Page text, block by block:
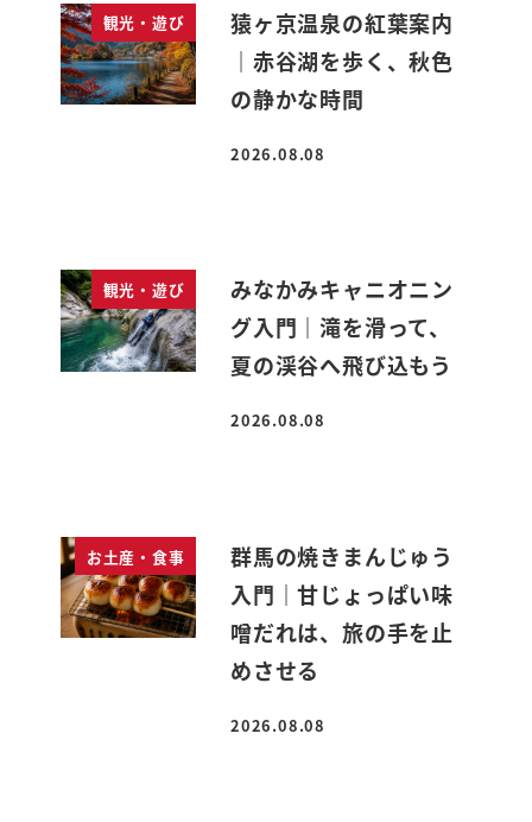
観光・遊び
猿ヶ京温泉の紅葉案内
｜赤谷湖を歩く、秋色
の静かな時間
投稿日
2026.08.08
観光・遊び
みなかみキャニオニン
グ入門｜滝を滑って、
夏の渓谷へ飛び込もう
投稿日
2026.08.08
お土産・食事
群馬の焼きまんじゅう
入門｜甘じょっぱい味
噌だれは、旅の手を止
めさせる
投稿日
2026.08.08